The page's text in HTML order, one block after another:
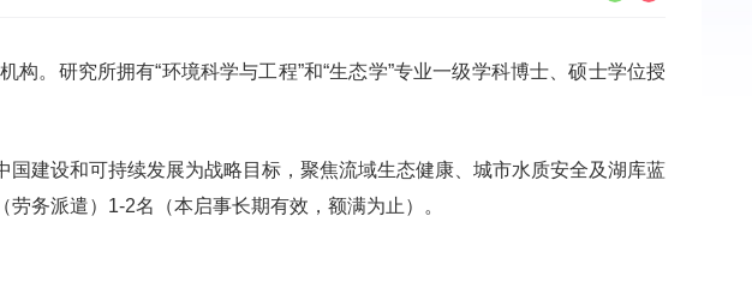
。研究所拥有“环境科学与工程”和“生态学”专业一级学科博士、硕士学位授
建设和可持续发展为战略目标，聚焦流域生态健康、城市水质安全及湖库蓝
务派遣）1-2名（本启事长期有效，额满为止）。